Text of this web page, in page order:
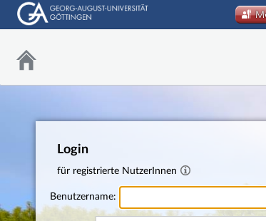
Login
für registrierte NutzerInnen
Benutzername: